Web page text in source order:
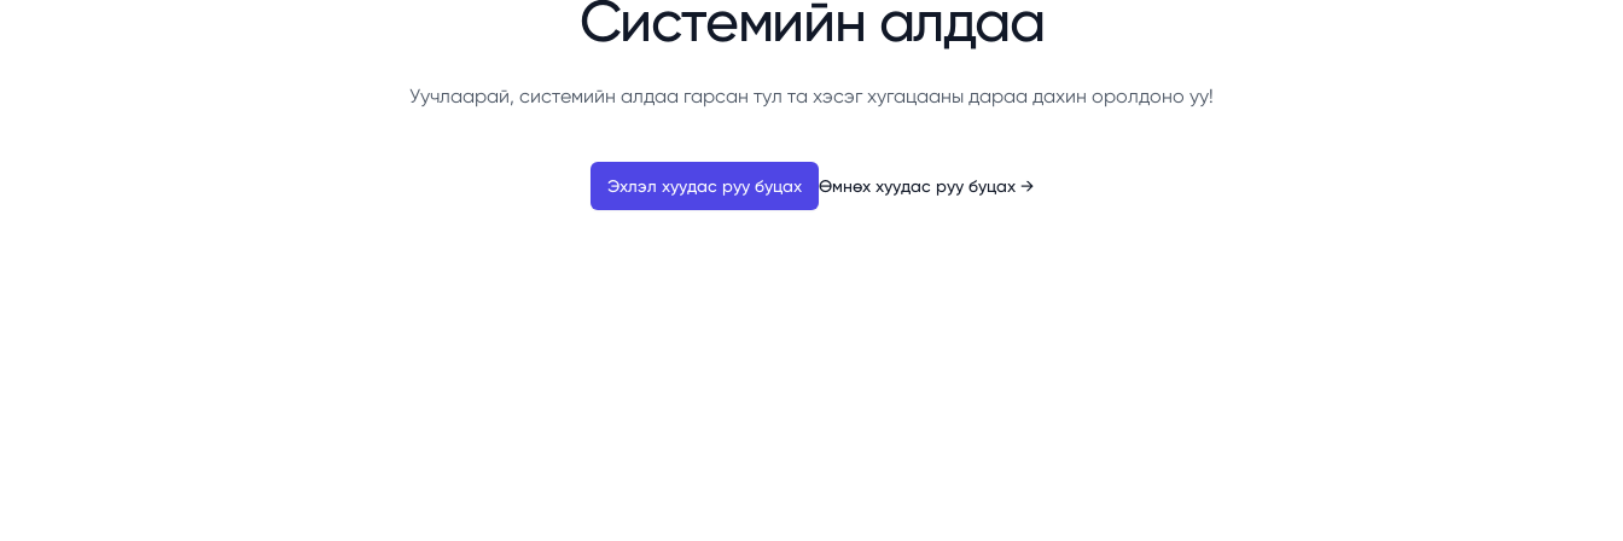
Системийн алдаа
Уучлаарай, системийн алдаа гарсан тул та хэсэг хугацааны дараа дахин оролдоно уу!
Эхлэл хуудас руу буцах Өмнөх хуудас руу буцах →